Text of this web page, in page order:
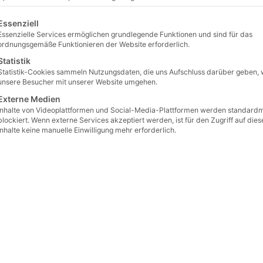
Gewicht
eine Liste der Service-Gruppen, für die eine
Services ermöglichen grundlegende Funktionen und sind für das
Funktionieren der Website erforderlich.
Cookies sammeln Nutzungsdaten, die uns Aufschluss darüber geben,
Besucher mit unserer Website umgehen.
Medien
von Videoplattformen und Social-Media-Plattformen werden
Wenn externe Services akzeptiert werden, ist für den Zugriff auf
keine manuelle Einwilligung mehr erforderlich.